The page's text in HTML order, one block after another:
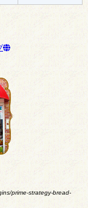
prime-strategy-bread-